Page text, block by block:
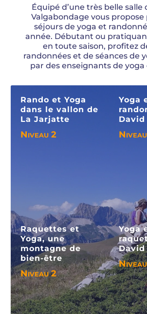
Équipé d’une très belle salle
Valgabondage vous propose
séjours de yoga et
année. Débutant ou
en toute saison, profitez
randonnées et de séances de
par des enseignants de yoga
Rando et Yoga
dans le vallon de
La Jarjatte
Niveau 2
Yoga
Raquettes et
Yoga, une
montagne de
bien-être
Niveau 2
Voir le séjour
Yoga
Voir